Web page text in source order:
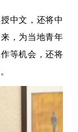
中文，还将中
，为当地青年
等机会，还将